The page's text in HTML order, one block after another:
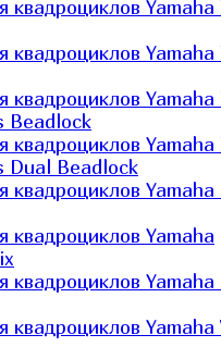
квадроциклов
квадроциклов
квадроциклов
Beadlock
квадроциклов
Dual Beadlock
квадроциклов Yamaha
квадроциклов Yamaha
квадроциклов Yamaha
квадроциклов Yamaha